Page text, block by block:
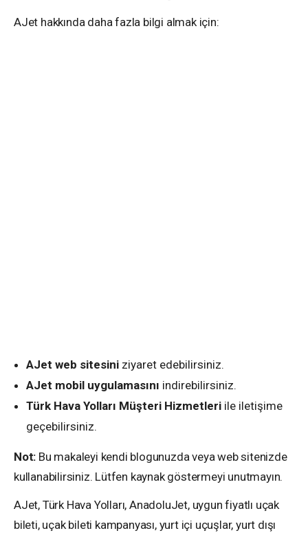
AJet hakkında daha fazla bilgi almak için:
AJet web sitesini ziyaret edebilirsiniz.
AJet mobil uygulamasını indirebilirsiniz.
Türk Hava Yolları Müşteri Hizmetleri ile iletişime
geçebilirsiniz.
Not: Bu makaleyi kendi blogunuzda veya web sitenizde
kullanabilirsiniz. Lütfen kaynak göstermeyi unutmayın.
AJet, Türk Hava Yolları, AnadoluJet, uygun fiyatlı uçak
bileti, uçak bileti kampanyası, yurt içi uçuşlar, yurt dışı